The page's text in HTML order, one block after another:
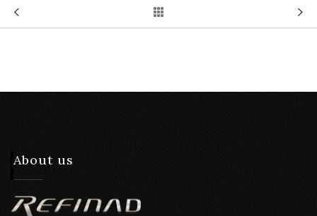
About us